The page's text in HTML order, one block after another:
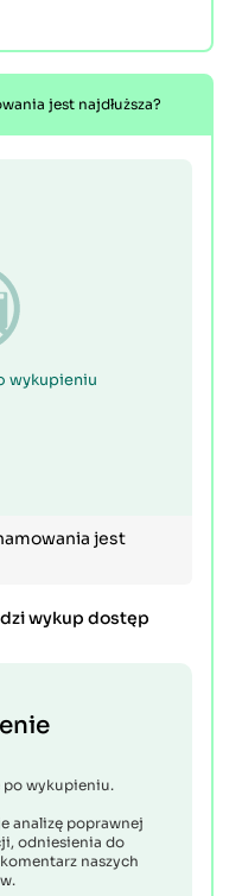
jest najdłuższa?
wykupieniu
jest
wykup dostęp
wykupieniu.
analizę poprawnej
odniesienia do
naszych